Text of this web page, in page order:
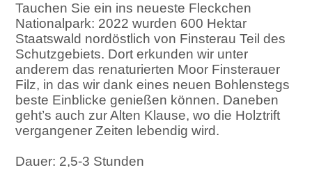
Tauchen Sie ein ins neueste Fleckchen
Nationalpark: 2022 wurden 600 Hektar
Staatswald nordöstlich von Finsterau Teil des
Schutzgebiets. Dort erkunden wir unter
anderem das renaturierten Moor Finsterauer
Filz, in das wir dank eines neuen Bohlenstegs
beste Einblicke genießen können. Daneben
geht’s auch zur Alten Klause, wo die Holztrift
vergangener Zeiten lebendig wird.
Dauer: 2,5-3 Stunden